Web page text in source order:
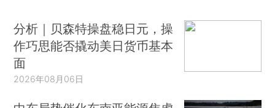
分析｜贝森特操盘稳日元，操
作巧思能否撬动美日货币基本
面
2026年08月06日